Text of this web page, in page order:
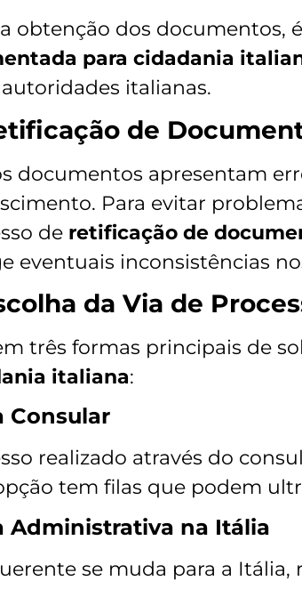
obtenção dos documentos,
para cidadania
italianas.
de
documentos apresentam
Para evitar
de retificação de
eventuais inconsistências
da Via de
três formas principais de
italiana:
Consular
realizado através do
tem filas que podem
Administrativa na Itália
se muda para a Itália,